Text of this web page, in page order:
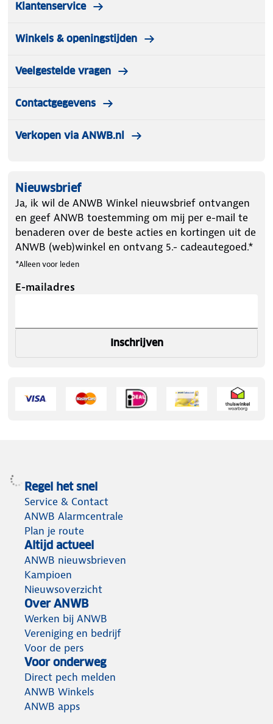
Klantenservice
Winkels & openingstijden
Veelgestelde vragen
Contactgegevens
Verkopen via ANWB.nl
Nieuwsbrief
Ja, ik wil de ANWB Winkel nieuwsbrief ontvangen
en geef ANWB toestemming om mij per e-mail te
benaderen over de beste acties en kortingen uit de
ANWB (web)winkel en ontvang 5.- cadeautegoed.*
*Alleen voor leden
E-mailadres
Inschrijven
Regel het snel
Service & Contact
ANWB Alarmcentrale
Plan je route
Altijd actueel
ANWB nieuwsbrieven
Kampioen
Nieuwsoverzicht
Over ANWB
Werken bij ANWB
Vereniging en bedrijf
Voor de pers
Voor onderweg
Direct pech melden
ANWB Winkels
ANWB apps